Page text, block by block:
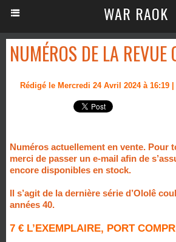
WAR RAOK
NUMÉROS DE LA REVUE
Rédigé le Mercredi 24 Avril 2024 à 16:19
Numéros actuellement en vente. Pour
merci de passer un e-mail afin de
encore disponibles en stock.
Il s’agit de la dernière série d’Ololê
années 40.
7 € L’EXEMPLAIRE, PORT